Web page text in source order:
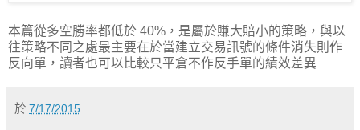
本篇從多空勝率都低於 40%，是屬於賺大賠小的策略，與以
往策略不同之處最主要在於當建立交易訊號的條件消失則作
反向單，讀者也可以比較只平倉不作反手單的績效差異
於 7/17/2015